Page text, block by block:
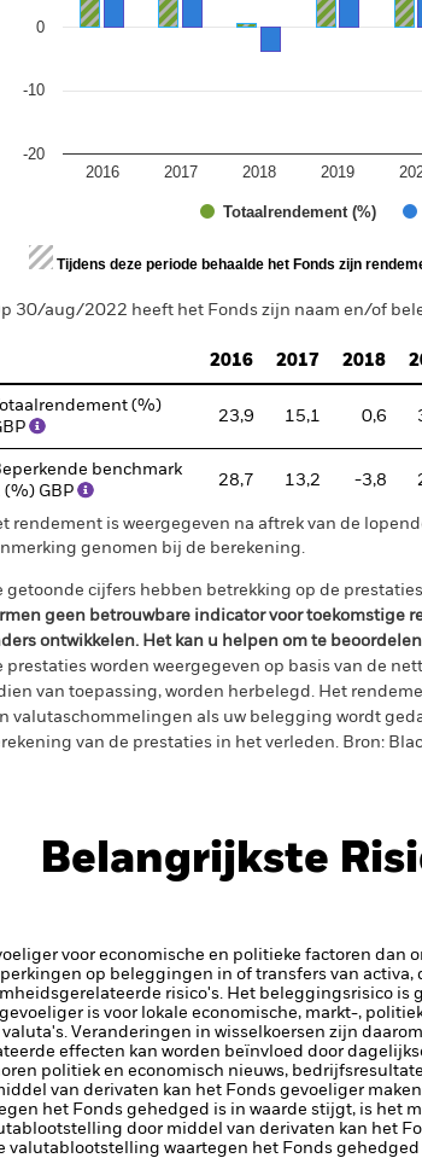
Totaalrendement (%)
2016 2017 2018 2019
-20
-10
0
of interactive chart.
Tijdens deze periode behaalde het Fonds zijn
30/aug/2022 heeft het Fonds zijn naam en/of
2016 2017 2018
Totaalrendement (%)
23,9 15,1 0,6
benchmark
(%) GBP
28,7 13,2 -3,8
rendement is weergegeven na aftrek van de
genomen bij de berekening.
getoonde cijfers hebben betrekking op de
geen betrouwbare indicator voor toekomstige
ontwikkelen. Het kan u helpen om te
prestaties worden weergegeven op basis van de
van toepassing, worden herbelegd. Het
valutaschommelingen als uw belegging wordt
van de prestaties in het verleden. Bron:
Belangrijkste
voor economische en politieke factoren dan
op beleggingen in of transfers van
risico's. Het beleggingsrisico is
is voor lokale economische, markt-,
Veranderingen in wisselkoersen zijn
effecten kan worden beïnvloed door
politiek en economisch nieuws,
van derivaten kan het Fonds gevoeliger
het Fonds gehedged is in waarde stijgt, is het
door middel van derivaten kan het
valutablootstelling waartegen het Fonds